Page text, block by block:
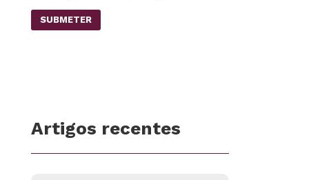
SUBMETER
Artigos recentes